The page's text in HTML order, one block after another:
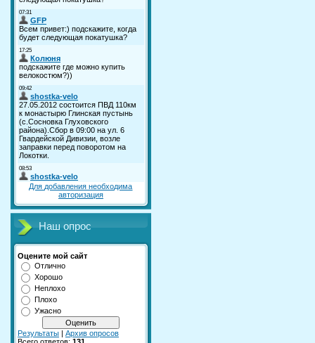
Для добавления необходима
авторизация
Наш опрос
Оцените мой сайт
Отлично
Хорошо
Неплохо
Плохо
Ужасно
Результаты | Архив опросов